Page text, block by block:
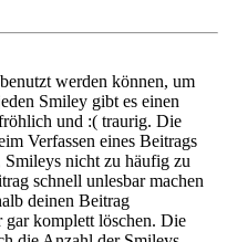
werden können, um
Smiley gibt es einen
und :( traurig. Die
Verfassen eines Beitrags
Smileys nicht zu häufig zu
schnell unlesbar machen
deinen Beitrag
gar komplett löschen. Die